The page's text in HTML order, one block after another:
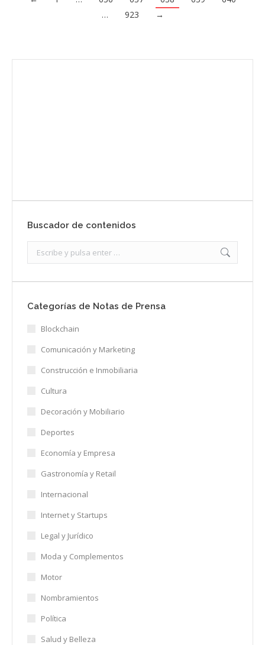
…
923 →
Buscador de contenidos
Categorías de Notas de Prensa
Blockchain
Comunicación y Marketing
Construcción e Inmobiliaria
Cultura
Decoración y Mobiliario
Deportes
Economía y Empresa
Gastronomía y Retail
Internacional
Internet y Startups
Legal y Jurídico
Moda y Complementos
Motor
Nombramientos
Política
Salud y Belleza